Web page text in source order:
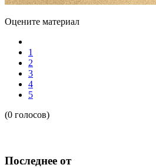
Оцените материал
1
2
3
4
5
(0 голосов)
Последнее от